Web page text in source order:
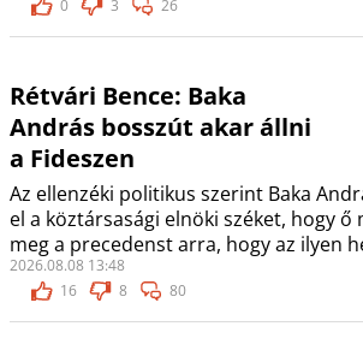
0
3 26
Rétvári Bence: Baka
András bosszút akar állni
a Fideszen
Az ellenzéki politikus szerint Baka
el a köztársasági elnöki széket, hogy
meg a precedenst arra, hogy az ilyen
2026.08.08 13:48
16
8 80